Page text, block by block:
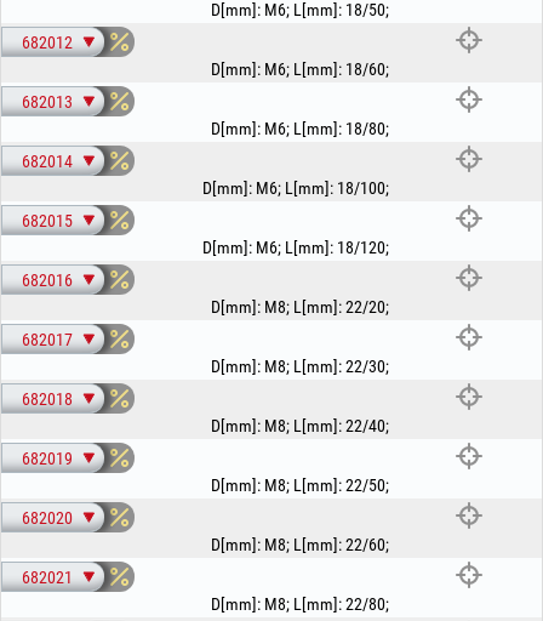
D[mm]: M6; L[mm]: 18/50;
682012
D[mm]: M6; L[mm]: 18/60;
682013
D[mm]: M6; L[mm]: 18/80;
682014
D[mm]: M6; L[mm]: 18/100;
682015
D[mm]: M6; L[mm]: 18/120;
682016
D[mm]: M8; L[mm]:22/20;
682017
D[mm]: M8; L[mm]:22/30;
682018
D[mm]: M8; L[mm]:22/40;
682019
D[mm]: M8; L[mm]:22/50;
682020
D[mm]: M8; L[mm]:22/60;
682021
D[mm]: M8; L[mm]:22/80;